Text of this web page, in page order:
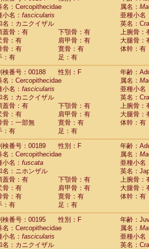
名：Cercopithecidae
属名：
小名： fascicularis
亜種小名
名：カニクイザル
英名：
蓋骨：有
下顎骨：有
上腕骨：
骨：有
肩甲骨：有
大腿骨：
骨：有
寛骨：有
体幹：有
：有
足：有
検番号：00188
性別：F
年齢：
名：Cercopithecidae
属名：
小名： fascicularis
亜種小名
名：カニクイザル
英名：
蓋骨：有
下顎骨：有
上腕骨：
骨：有
肩甲骨：有
大腿骨：
骨：一部無
寛骨：有
体幹：有
：有
足：有
検番号：00189
性別：F
年齢：
名：Cercopithecidae
属名：
小名： fuscata
亜種小名
名：ニホンザル
英名：
蓋骨：有
下顎骨：有
上腕骨：
骨：有
肩甲骨：有
大腿骨：
骨：有
寛骨：有
体幹：有
：有
足：有
検番号：00195
性別：F
年齢：
名：Cercopithecidae
属名：
小名： fascicularis
亜種小名
名：カニクイザル
英名：